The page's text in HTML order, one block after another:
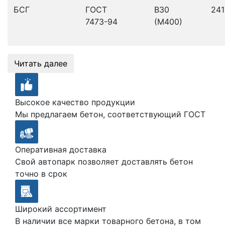
БСГ
ГОСТ
7473-94
В30
(М400)
Читать далее
Высокое качество продукции
Мы предлагаем бетон, соответствующий ГОСТ
Оперативная доставка
Свой автопарк позволяет доставлять бетон
точно в срок
Широкий ассортимент
В наличии все марки товарного бетона, в том